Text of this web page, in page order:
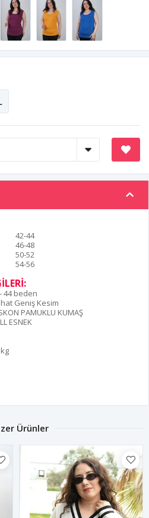
42-44
46-48
50-52
54-56
44 beden
Geniş Kesim
PAMUKLU KUMAŞ
ESNEK
Ürünler